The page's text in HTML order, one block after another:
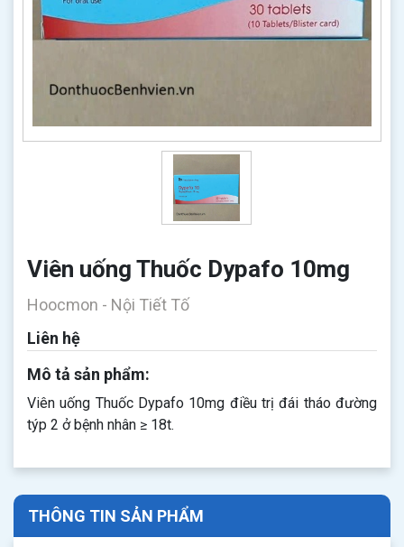
Viên uống Thuốc Dypafo 10mg
Hoocmon - Nội Tiết Tố
Liên hệ
Mô tả sản phẩm:
Viên uống Thuốc Dypafo 10mg điều trị đái tháo đường
týp 2 ở bệnh nhân ≥ 18t.
THÔNG TIN SẢN PHẨM